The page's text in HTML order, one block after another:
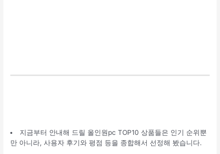
지금부터 안내해 드릴 올인원pc TOP10 상품들은 인기 순위뿐
만 아니라, 사용자 후기와 평점 등을 종합해서 선정해 봤습니다.